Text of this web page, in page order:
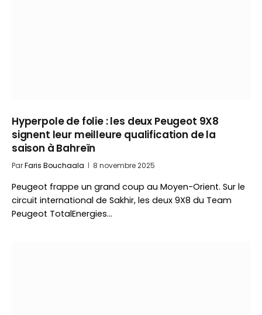
Hyperpole de folie : les deux Peugeot 9X8
signent leur meilleure qualification de la
saison à Bahreïn
ParFaris Bouchaala 8 novembre 2025
Peugeot frappe un grand coup au Moyen-Orient. Sur le
circuit international de Sakhir, les deux 9X8 du Team
Peugeot TotalEnergies…